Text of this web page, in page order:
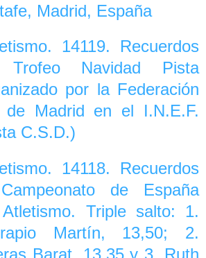
Madrid, España
14119. Recuerdos
Navidad Pista
por la Federación
de Madrid en el I.N.E.F.
C.S.D.)
14118. Recuerdos
de España
Triple salto: 1.
Martín, 13,50; 2.
Barat, 13,35 y 3. Ruth